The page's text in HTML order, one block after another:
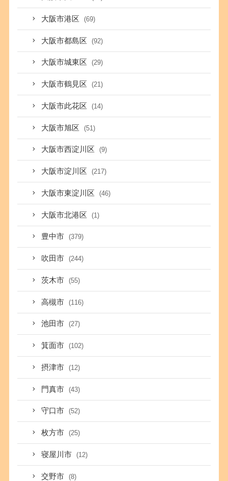
大阪市港区 (69)
大阪市都島区 (92)
大阪市城東区 (29)
大阪市鶴見区 (21)
大阪市此花区 (14)
大阪市旭区 (51)
大阪市西淀川区 (9)
大阪市淀川区 (217)
大阪市東淀川区 (46)
大阪市北港区 (1)
豊中市 (379)
吹田市 (244)
茨木市 (55)
高槻市 (116)
池田市 (27)
箕面市 (102)
摂津市 (12)
門真市 (43)
守口市 (52)
枚方市 (25)
寝屋川市 (12)
交野市 (8)